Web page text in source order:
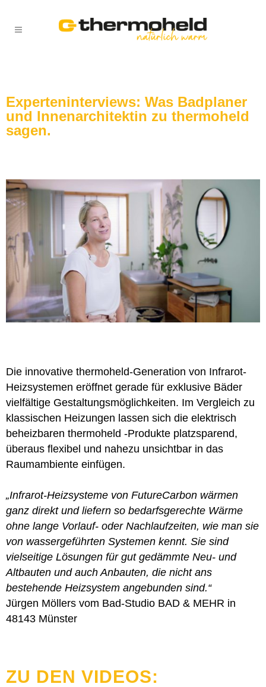
Experteninterviews: Was Badplaner
und Innenarchitektin zu thermoheld
sagen.
Die innovative thermoheld-Generation von Infrarot-
Heizsystemen eröffnet gerade für exklusive Bäder
vielfältige Gestaltungsmöglichkeiten. Im Vergleich zu
klassischen Heizungen lassen sich die elektrisch
beheizbaren thermoheld -Produkte platzsparend,
überaus flexibel und nahezu unsichtbar in das
Raumambiente einfügen.
„Infrarot-Heizsysteme von FutureCarbon wärmen
ganz direkt und liefern so bedarfsgerechte Wärme
ohne lange Vorlauf- oder Nachlaufzeiten, wie man sie
von wassergeführten Systemen kennt. Sie sind
vielseitige Lösungen für gut gedämmte Neu- und
Altbauten und auch Anbauten, die nicht ans
bestehende Heizsystem angebunden sind.“
Jürgen Möllers vom Bad-Studio BAD & MEHR in
48143 Münster
ZU DEN VIDEOS: